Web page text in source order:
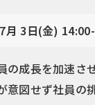
月 3日(金)
の成長を加速さ
意図せず社員の